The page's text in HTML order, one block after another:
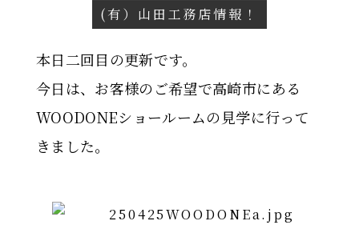
(有）山田工務店情報！
本日二回目の更新です。
今日は、お客様のご希望で高崎市にある
WOODONEショールームの見学に行って
きました。